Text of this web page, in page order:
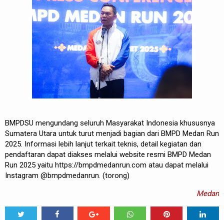
BMPDSU mengundang seluruh Masyarakat Indonesia khususnya
Sumatera Utara untuk turut menjadi bagian dari BMPD Medan Run
2025. Informasi lebih lanjut terkait teknis, detail kegiatan dan
pendaftaran dapat diakses melalui website resmi BMPD Medan
Run 2025 yaitu https://bmpdmedanrun.com atau dapat melalui
Instagram @bmpdmedanrun. (torong)
Medan